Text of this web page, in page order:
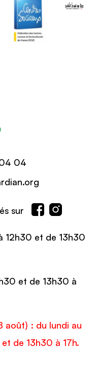
04
sur
12h30 et de 13h30
et de 13h30 à
août) : du lundi au
de 13h30 à 17h.